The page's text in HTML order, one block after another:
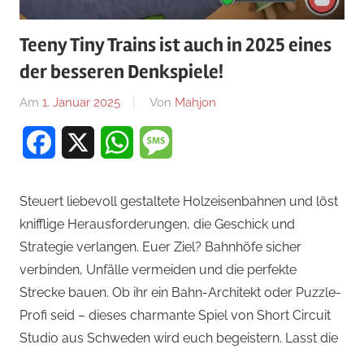
Teeny Tiny Trains ist auch in 2025 eines
der besseren Denkspiele!
Am 1. Januar 2025 Von Mahjon
Arcade-
Spiele,
News
Facebook WhatsApp
Steuert liebevoll gestaltete Holzeisenbahnen und löst
knifflige Herausforderungen, die Geschick und
Strategie verlangen. Euer Ziel? Bahnhöfe sicher
verbinden, Unfälle vermeiden und die perfekte
Strecke bauen. Ob ihr ein Bahn-Architekt oder Puzzle-
Profi seid – dieses charmante Spiel von Short Circuit
Studio aus Schweden wird euch begeistern. Lasst die